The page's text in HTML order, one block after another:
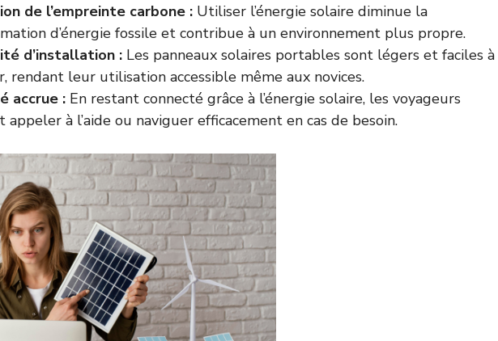
de l’empreinte carbone : Utiliser l’énergie solaire diminue la
d’énergie fossile et contribue à un environnement plus propre.
d’installation : Les panneaux solaires portables sont légers et faciles à
rendant leur utilisation accessible même aux novices.
accrue : En restant connecté grâce à l’énergie solaire, les voyageurs
appeler à l’aide ou naviguer efficacement en cas de besoin.